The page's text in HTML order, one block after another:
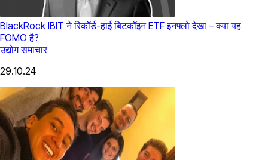
BlackRock IBIT ने रिकॉर्ड-हाई बिटकॉइन ETF इनफ्लो देखा – क्या यह
FOMO है?
उद्योग समाचार
29.10.24